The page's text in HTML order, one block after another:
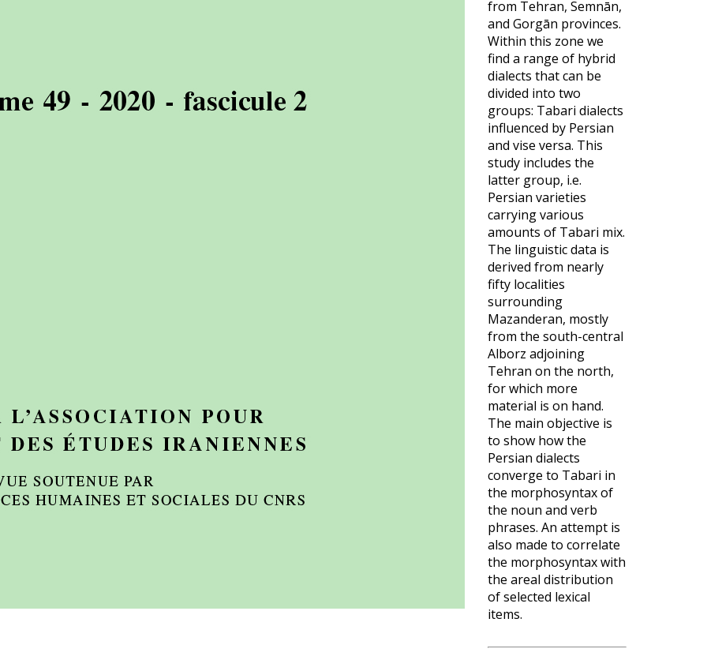
from Tehran, Semnān,
and Gorgān provinces.
Within this zone we
find a range of hybrid
dialects that can be
divided into two
groups: Tabari dialects
influenced by Persian
and vise versa. This
study includes the
latter group, i.e.
Persian varieties
carrying various
amounts of Tabari mix.
The linguistic data is
derived from nearly
fifty localities
surrounding
Mazanderan, mostly
from the south-central
Alborz adjoining
Tehran on the north,
for which more
material is on hand.
The main objective is
to show how the
Persian dialects
converge to Tabari in
the morphosyntax of
the noun and verb
phrases. An attempt is
also made to correlate
the morphosyntax with
the areal distribution
of selected lexical
items.